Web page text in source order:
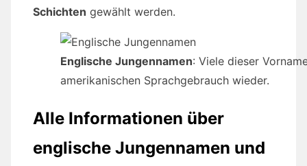
Schichten gewählt werden.
Englische Jungennamen: Viele dieser
amerikanischen Sprachgebrauch wieder.
Alle Informationen über
englische Jungennamen und